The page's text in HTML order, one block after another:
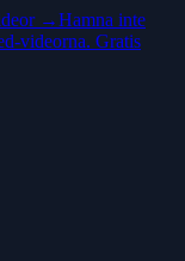
→Hamna inte
videorna. Gratis